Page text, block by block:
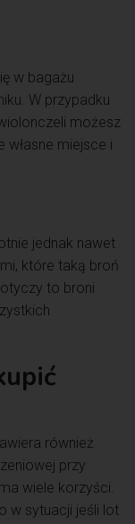
w bagażu
W przypadku
możesz
własne miejsce i
jednak nawet
które taką broń
to broni
również
przy
wiele korzyści.
w sytuacji jeśli lot